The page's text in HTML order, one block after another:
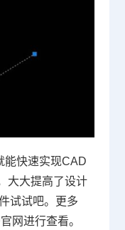
能快速实现CAD
大大提高了设计
试试吧。更多
官网进行查看。